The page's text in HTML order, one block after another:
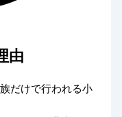
由
だけで行われる小